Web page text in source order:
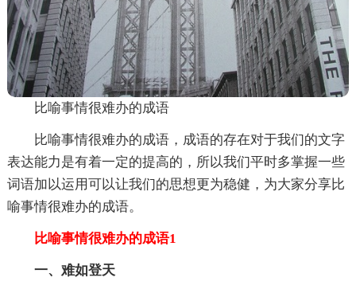
比喻事情很难办的成语
比喻事情很难办的成语，成语的存在对于我们的文字
表达能力是有着一定的提高的，所以我们平时多掌握一些
词语加以运用可以让我们的思想更为稳健，为大家分享比
喻事情很难办的成语。
比喻事情很难办的成语1
一、难如登天